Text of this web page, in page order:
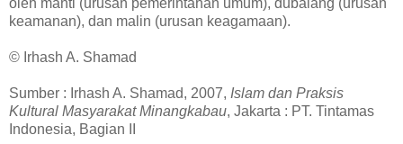
oleh manti (urusan pemerintahan umum), dubalang (urusan
keamanan), dan malin (urusan keagamaan).
© Irhash A. Shamad
Sumber : Irhash A. Shamad, 2007, Islam dan Praksis
Kultural Masyarakat Minangkabau, Jakarta : PT. Tintamas
Indonesia, Bagian II